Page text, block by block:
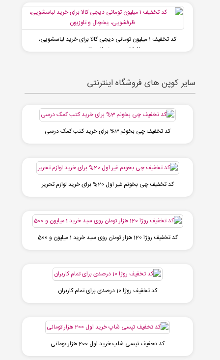
کد تخفیف 1 میلیون تومانی دیجی کالا برای خرید لباسشویی،
ظرفشویی، یخچال و تلوزیون
سایر کوپن های فروشگاه اینترنتی
کد تخفیف چی بخونم 3% برای خرید کتب کمک درسی
کد تخفیف چی بخونم غیر اول 20% برای خرید لوازم تحریر
کد تخفیف روژا 120 هزار تومان روی سبد خرید 1 میلیون و 500
کد تخفیف روژا 10 درصدی برای تمام کاربران
کد تخفیف تپسی شاپ خرید اول 200 هزار تومانی